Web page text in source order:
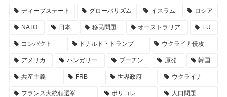
ディープステート グローバリズム イスラム ロシア
NATO 日本 移民問題 オーストラリア EU
コンパクト ドナルド・トランプ ウクライナ侵攻
アメリカ ハンガリー プーチン 原発 韓国
共産主義 FRB 世界政府 ウクライナ
フランス大統領選挙 ポリコレ 人口問題